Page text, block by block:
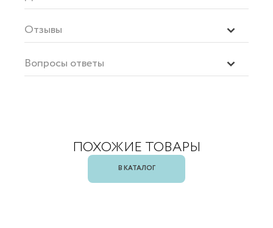
Отзывы
Вопросы ответы
ПОХОЖИЕ ТОВАРЫ
В КАТАЛОГ